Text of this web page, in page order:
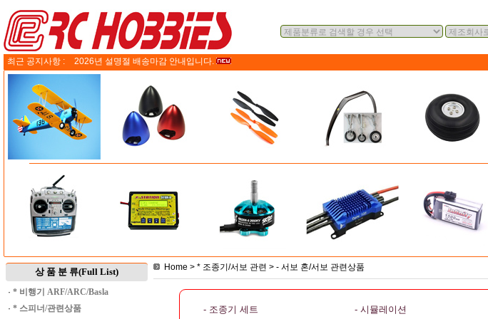
최근 공지사항 : 2026년 설명절 배송마감 안내입니다.
상 품 분 류(Full List)
· * 비행기 ARF/ARC/Basla
· * 스피너/관련상품
Home > * 조종기/서보 관련 > - 서보 혼/서보 관련상품
- 조종기 세트 - 시뮬레이션